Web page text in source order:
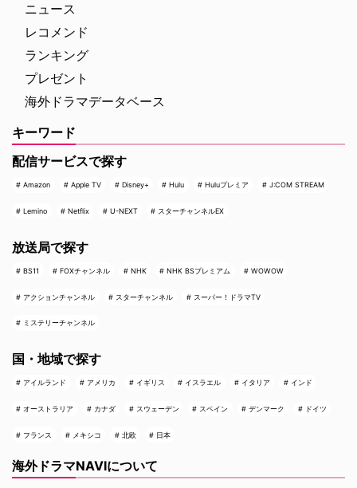
本作。火災現場におけるダイナミ
ックな映像表現もさることなが
ら、友情、家族、恋愛など、登場
する消防士たちの人間ドラマを、
時にはユーモアを織り交ぜながら
組み込んでいるところも魅力の一
つ。『Dr.HOUSE -ドクター・ハ
や『ヴァンパイア・ダイアリー
ズ』のテイラー・キニーといった
イケメン俳優たちの活躍からも目
が離せない！
ニュース
レコメンド
ランキング
プレゼント
海外ドラマデータベース
キーワード
配信サービスで探す
Amazon Apple TV Disney+ Hulu Huluプレミア J:COM STREAM
Lemino Netflix U-NEXT スターチャンネルEX
放送局で探す
BS11 FOXチャンネル NHK NHK BSプレミアム WOWOW
アクションチャンネル スターチャンネル スーパー！ドラマTV
ミステリーチャンネル
国・地域で探す
アイルランド アメリカ イギリス イスラエル イタリア インド
オーストラリア カナダ スウェーデン スペイン デンマーク ドイツ
フランス メキシコ 北欧 日本
海外ドラマNAVIについて